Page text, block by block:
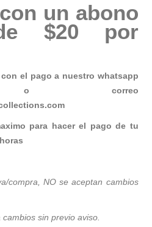
un abono
$20 por
el pago a nuestro whatsapp
o correo
para hacer el pago de tu
compra, NO se aceptan cambios
sin previo aviso.